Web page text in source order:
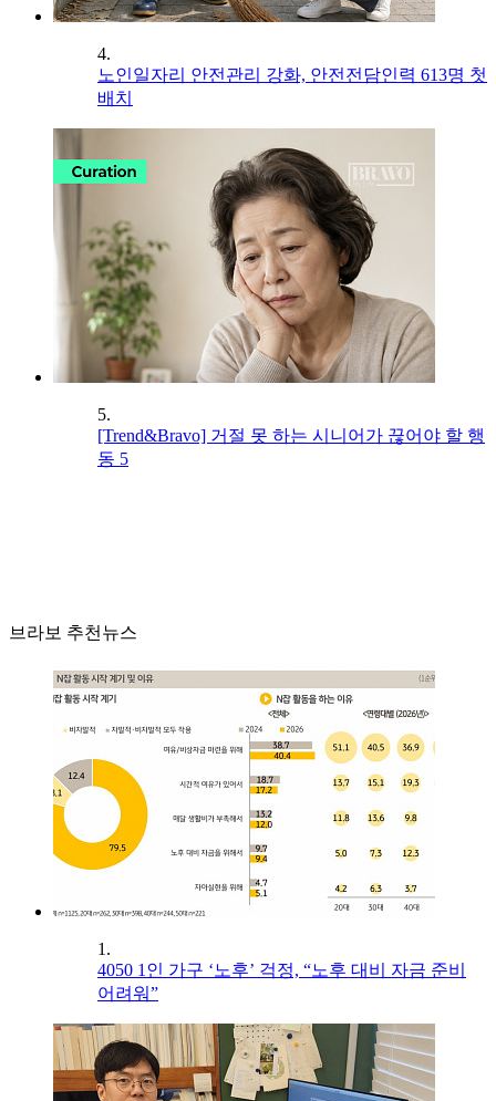
4.
노인일자리 안전관리 강화, 안전전담인력 613명 첫
배치
5.
[Trend&Bravo] 거절 못 하는 시니어가 끊어야 할 행
동 5
브라보 추천뉴스
1.
4050 1인 가구 ‘노후’ 걱정, “노후 대비 자금 준비
어려워”